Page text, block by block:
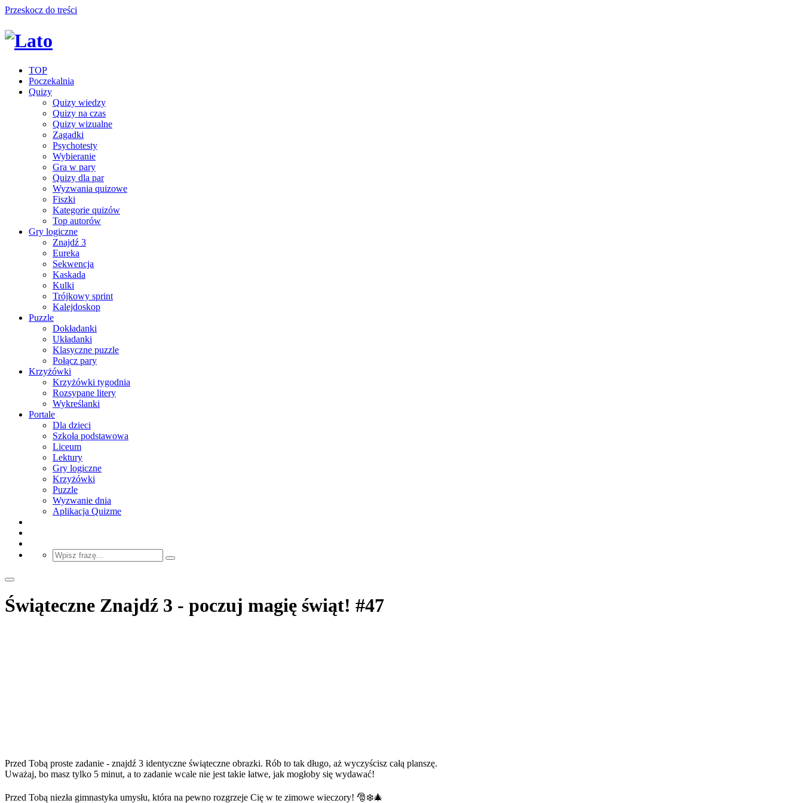
Przeskocz do treści
TOP
Poczekalnia
Quizy
Quizy wiedzy
Quizy na czas
Quizy wizualne
Zagadki
Psychotesty
Wybieranie
Gra w pary
Quizy dla par
Wyzwania quizowe
Fiszki
Kategorie quizów
Top autorów
Gry logiczne
Znajdź 3
Eureka
Sekwencja
Kaskada
Kulki
Trójkowy sprint
Kalejdoskop
Puzzle
Dokładanki
Układanki
Klasyczne puzzle
Połącz pary
Krzyżówki
Krzyżówki tygodnia
Rozsypane litery
Wykreślanki
Portale
Dla dzieci
Szkoła podstawowa
Liceum
Lektury
Gry logiczne
Krzyżówki
Puzzle
Wyzwanie dnia
Aplikacja Quizme
Świąteczne Znajdź 3 - poczuj magię świąt! #47
Przed Tobą proste zadanie - znajdź 3 identyczne świąteczne obrazki. Rób to tak długo, aż wyczyścisz całą planszę.
Uważaj, bo masz tylko 5 minut, a to zadanie wcale nie jest takie łatwe, jak mogłoby się wydawać!
Przed Tobą niezła gimnastyka umysłu, która na pewno rozgrzeje Cię w te zimowe wieczory! 🎅❄️🎄